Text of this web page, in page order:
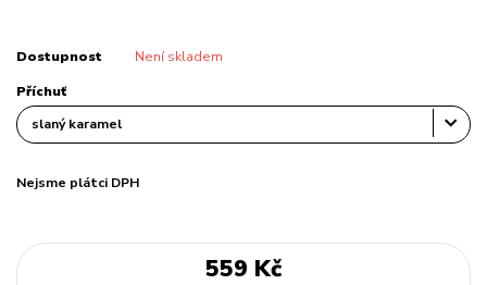
Dostupnost Není skladem
Příchuť
Nejsme plátci DPH
559 Kč